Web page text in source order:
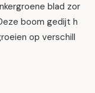
blad zor
boom gedijt h
op verschill